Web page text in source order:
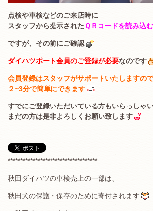
点検や車検などのご来店時に
スタッフから提示された ＱＲコードを読み込
ですが、その前にご確認
ダイハツポート会員のご登録が必要なのです
会員登録はスタッフがサポートいたしますので
２~3分で簡単にできます
すでにご登録いただいている方もいらっしゃ
まだの方は是非よろしくお願い致します
************************************
秋田ダイハツの車検売上の一部は、
秋田犬の保護・保存のために寄付されます